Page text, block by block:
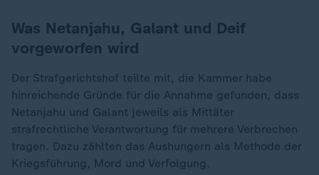
Was Netanjahu, Galant und Deif
vorgeworfen wird
Der Strafgerichtshof teilte mit, die Kammer habe
hinreichende Gründe für die Annahme gefunden, dass
Netanjahu und Galant jeweils als Mittäter
strafrechtliche Verantwortung für mehrere Verbrechen
tragen. Dazu zählten das Aushungern als Methode der
Kriegsführung, Mord und Verfolgung.